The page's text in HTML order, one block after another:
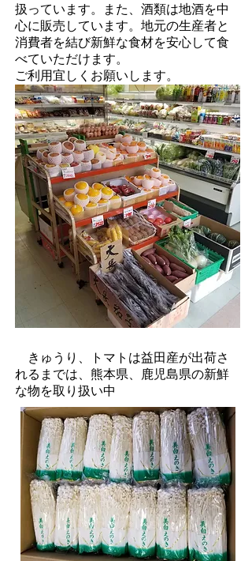
扱っています。また、酒類は地酒を中
心に販売しています。地元の生産者と
消費者を結び新鮮な食材を安心して食
べていただけます。
ご利用宜しくお願いします。
きゅうり、トマトは益田産が出荷さ
れるまでは、熊本県、鹿児島県の新鮮
な物を取り扱い中